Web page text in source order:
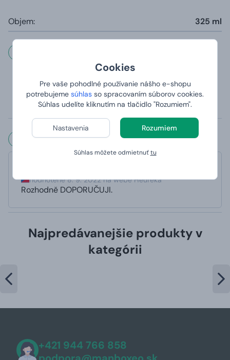
Cookies
Pre vaše pohodlné používanie nášho e-shopu
potrebujeme súhlas so spracovaním súborov cookies.
Súhlas udelíte kliknutím na tlačidlo "Rozumiem".
Nastavenia Rozumiem
Súhlas môžete odmietnuťtu
Objem: 325 ml
magického hrnčeka, ktorý sa kvôli teplocitlivej vrstve
odporúča umývať v ruke)
Čo hovoria naši zákazníci?
hodnotené 8. 9. 2022 na webe Heureka
Rozhodně DOPORUČUJI.
Najpredávanejšie produkty v
kategórii
+421 944 766 858